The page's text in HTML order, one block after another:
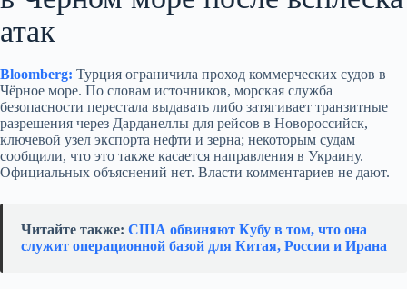
атак
Bloomberg: Турция ограничила проход коммерческих судов в
Чёрное море. По словам источников, морская служба
безопасности перестала выдавать либо затягивает транзитные
разрешения через Дарданеллы для рейсов в Новороссийск,
ключевой узел экспорта нефти и зерна; некоторым судам
сообщили, что это также касается направления в Украину.
Официальных объяснений нет. Власти комментариев не дают.
Читайте также: США обвиняют Кубу в том, что она
служит операционной базой для Китая, России и Ирана